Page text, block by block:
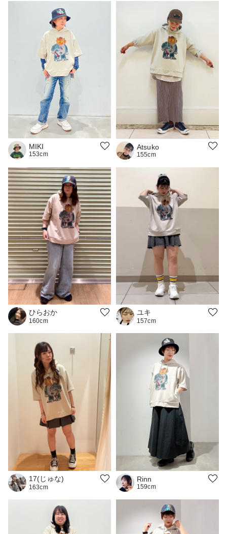
MIKI
153cm
Atsuko
155cm
ひらおか
160cm
ユキ
157cm
17(じゅな)
163cm
Rinn
159cm